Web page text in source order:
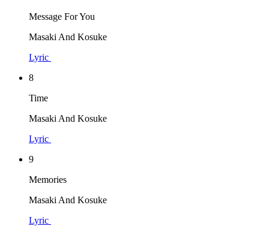
Message For You
Masaki And Kosuke
Lyric
8
Time
Masaki And Kosuke
Lyric
9
Memories
Masaki And Kosuke
Lyric